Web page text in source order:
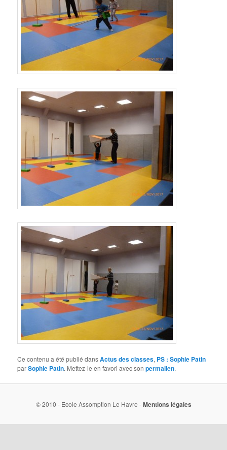
Ce contenu a été publié dansActus des classes, PS : Sophie Patin
parSophie Patin. Mettez-le en favori avec sonpermalien.
© 2010 - Ecole Assomption Le Havre -Mentions légales